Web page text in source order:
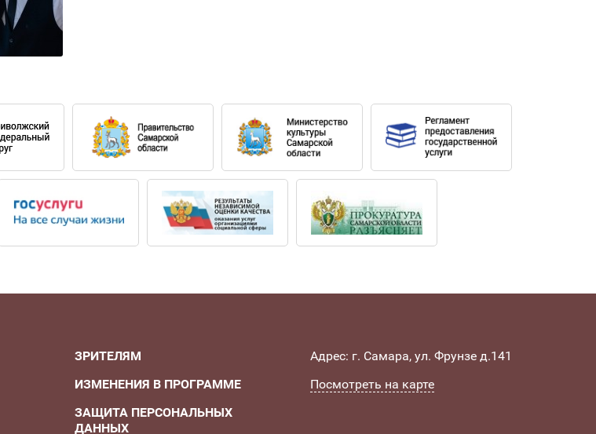
театр.
отрок.
ночь».
ЗРИТЕЛЯМ
ИЗМЕНЕНИЯ В ПРОГРАММЕ
ЗАЩИТА ПЕРСОНАЛЬНЫХ
ДАННЫХ
Адрес: г. Самара, ул. Фрунзе д.141
Посмотреть на карте